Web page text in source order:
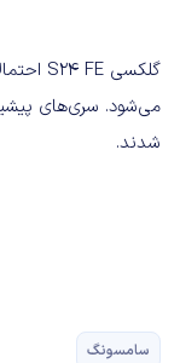
می‌شود. سری‌های
شدند.
سامسونگ